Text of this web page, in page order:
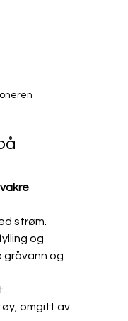
strøm.
og
gråvann og
omgitt av